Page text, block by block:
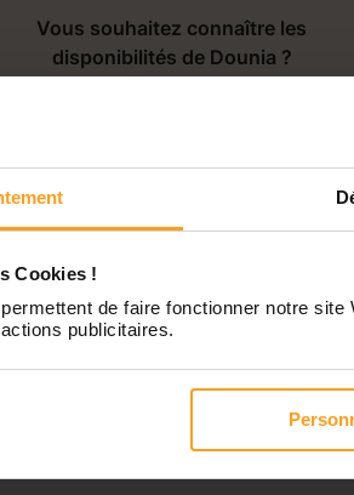
Cookies !
de faire fonctionner notre
publicitaires.
Vous souhaitez connaître les
disponibilités de Dounia ?